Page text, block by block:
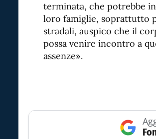
terminata, che potrebbe
loro famiglie, soprattutto
stradali, auspico che il
possa venire incontro a
assenze».